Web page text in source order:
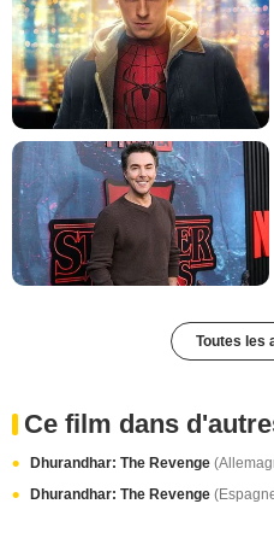
Toutes les
Ce film dans
Dhurandhar: The Revenge
Dhurandhar: The Revenge